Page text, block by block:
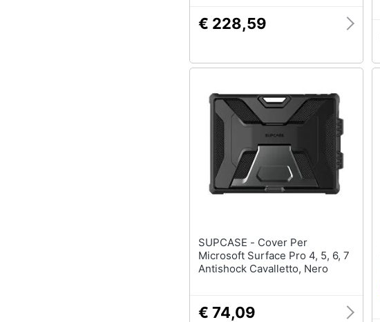
€ 228,59
SUPCASE - Cover Per
Microsoft Surface Pro 4, 5, 6, 7
Antishock Cavalletto, Nero
€ 74,09